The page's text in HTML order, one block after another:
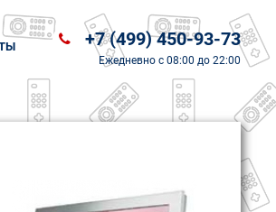
+7 (499) 450-93-73
Ежедневно с 08:00 до 22:00